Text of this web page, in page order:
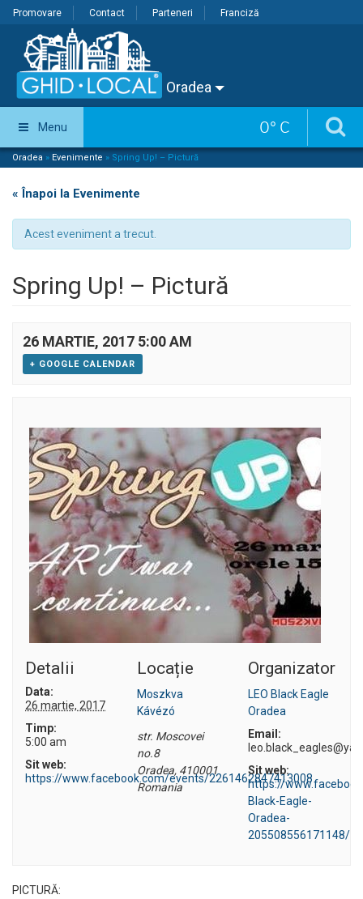
Promovare Contact Parteneri Franciză
Oradea
0° C
Menu
Oradea » Evenimente » Spring Up! – Pictură
« Înapoi la Evenimente
Acest eveniment a trecut.
Spring Up! – Pictură
26 MARTIE, 2017 5:00 AM
+ GOOGLE CALENDAR
Detalii
Data:
26 martie, 2017
Timp:
5:00 am
Sit web:
https://www.facebook.com/events/2261462847413008
Locație
Moszkva
Kávézó
str. Moscovei
no.8
Oradea, 410001
Romania
Organizator
LEO Black Eagle
Oradea
Email:
Sit web:
https://
Black-Eagle-
Oradea-
205508556171148/
PICTURĂ: